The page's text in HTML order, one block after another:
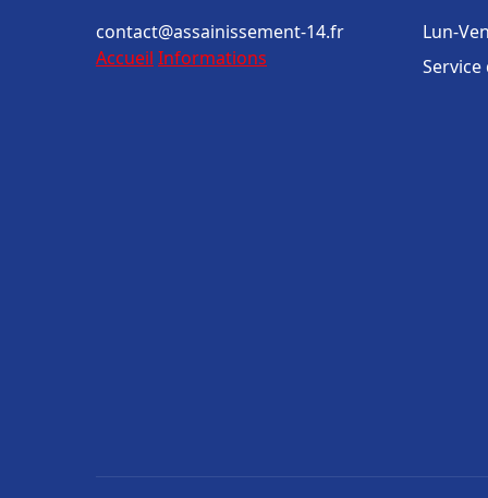
contact@assainissement-14.fr
Accueil Informations
Lun-